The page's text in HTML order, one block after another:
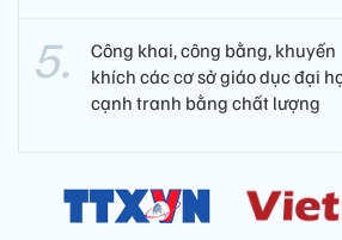
Công khai, công bằng, khuyến
khích các cơ sở giáo dục đại
cạnh tranh bằng chất lượng​